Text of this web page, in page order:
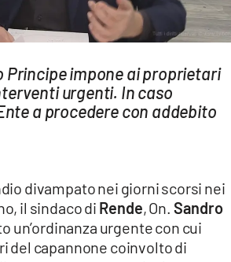
Principe impone ai proprietari
urgenti. In caso
a procedere con addebito
divampato nei giorni scorsi nei
il sindaco di Rende, On. Sandro
un’ordinanza urgente con cui
del capannone coinvolto di